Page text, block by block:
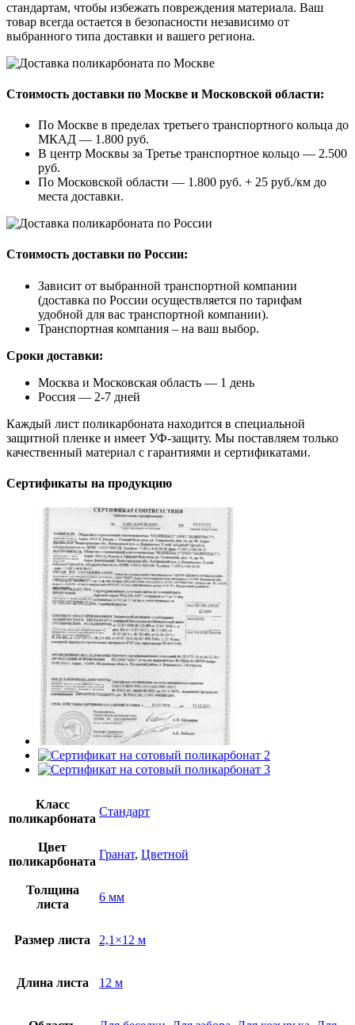
стандартам, чтобы избежать повреждения материала. Ваш
товар всегда остается в безопасности независимо от
выбранного типа доставки и вашего региона.
Стоимость доставки по Москве и Московской области:
По Москве в пределах третьего транспортного кольца до
МКАД — 1.800 руб.
В центр Москвы за Третье транспортное кольцо — 2.500
руб.
По Московской области — 1.800 руб. + 25 руб./км до
места доставки.
Стоимость доставки по России:
Зависит от выбранной транспортной компании
(доставка по России осуществляется по тарифам
удобной для вас транспортной компании).
Транспортная компания – на ваш выбор.
Сроки доставки:
Москва и Московская область — 1 день
Россия — 2-7 дней
Каждый лист поликарбоната находится в специальной
защитной пленке и имеет УФ-защиту. Мы поставляем только
качественный материал с гарантиями и сертификатами.
Сертификаты на продукцию
Класс
поликарбоната
Стандарт
Цвет
поликарбоната
Гранат, Цветной
Толщина
листа
6 мм
Размер листа 2,1×12 м
Длина листа 12 м